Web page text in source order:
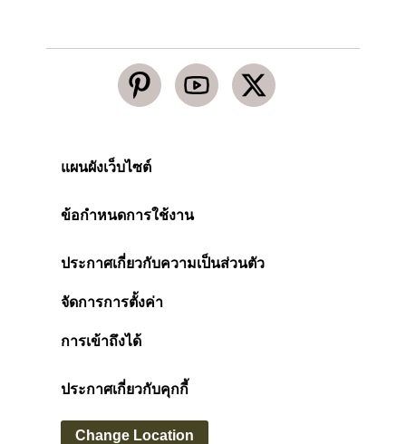
แผนผังเว็บไซต์
ข้อกำหนดการใช้งาน
ประกาศเกี่ยวกับความเป็นส่วนตัว
จัดการการตั้งค่า
การเข้าถึงได้
ประกาศเกี่ยวกับคุกกี้
Change Location